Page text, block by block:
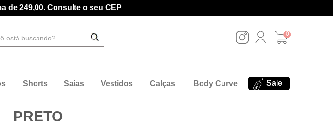
de 249,00. Consulte o seu CEP
0
Shorts Saias Vestidos Calças Body Curve Sale
PRETO